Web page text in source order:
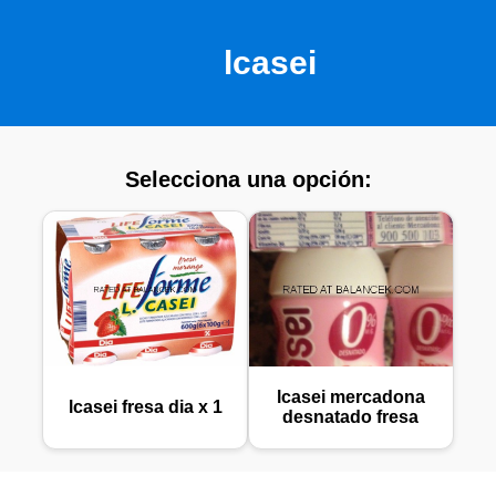
lcasei
Selecciona una opción:
lcasei fresa dia x 1
lcasei mercadona
desnatado fresa